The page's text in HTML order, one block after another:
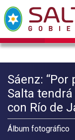
Sáenz:
Salta
con Río de
Álbum fotográfico